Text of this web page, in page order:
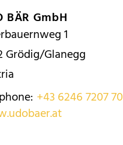
BÄR GmbH
1
Grödig/Glanegg
+43 6246 7207 70